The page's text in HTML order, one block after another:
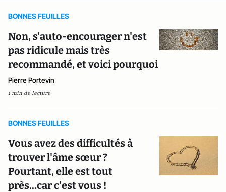
BONNES FEUILLES
Non, s'auto-encourager n'est
pas ridicule mais très
recommandé, et voici pourquoi
Pierre Portevin
1 min de lecture
BONNES FEUILLES
Vous avez des difficultés à
trouver l'âme sœur ?
Pourtant, elle est tout
près...car c'est vous !